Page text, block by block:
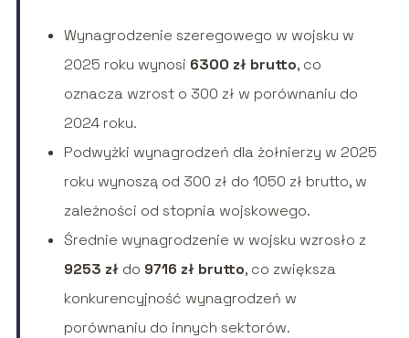
Wynagrodzenie szeregowego w wojsku w
2025 roku wynosi 6300 zł brutto, co
oznacza wzrost o 300 zł w porównaniu do
2024 roku.
Podwyżki wynagrodzeń dla żołnierzy w 2025
roku wynoszą od 300 zł do 1050 zł brutto, w
zależności od stopnia wojskowego.
Średnie wynagrodzenie w wojsku wzrosło z
9253 złdo 9716 zł brutto, co zwiększa
konkurencyjność wynagrodzeń w
porównaniu do innych sektorów.